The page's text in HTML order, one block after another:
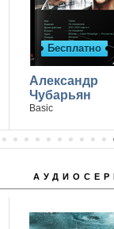
Бесплатно
Александр
Чубарьян
Basic